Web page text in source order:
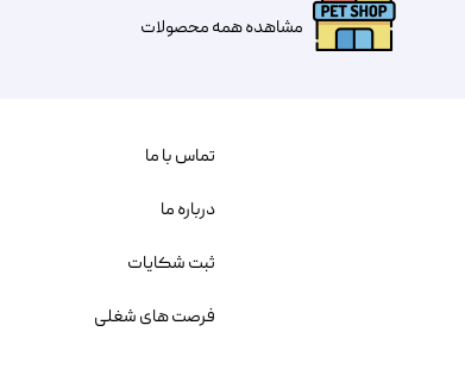
مشاهده همه محصولات
تماس با ما
درباره ما
ثبت شکایات
فرصت های شغلی